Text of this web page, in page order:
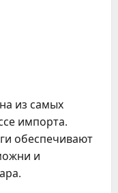
из самых
импорта.
обеспечивают
и